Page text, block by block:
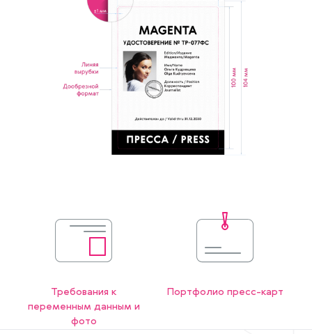
Требования к
переменным данным и
фото
Портфолио пресс-карт